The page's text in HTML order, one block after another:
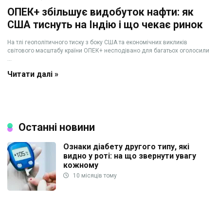
ОПЕК+ збільшує видобуток нафти: як
США тиснуть на Індію і що чекає ринок
На тлі геополітичного тиску з боку США та економічних викликів
світового масштабу країни ОПЕК+ несподівано для багатьох оголосили
...
Читати далі »
Останні новини
Ознаки діабету другого типу, які
видно у роті: на що звернути увагу
кожному
10 місяців тому